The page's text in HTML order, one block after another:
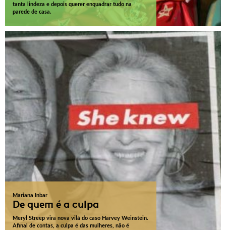
tanta lindeza e depois querer enquadrar tudo na
parede de casa.
Mariana Inbar
De quem é a culpa
Meryl Streep vira nova vilã do caso Harvey Weinstein.
Afinal de contas, a culpa é das mulheres, não é